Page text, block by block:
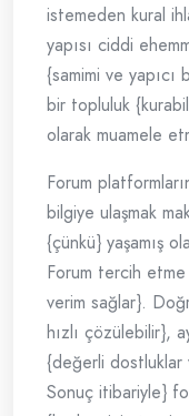
istemeden kural
yapısı ciddi
{samimi ve
bir topluluk
olarak muamele
Forum
bilgiye ulaşmak
{çünkü} yaşamış
Forum tercih
verim sağlar}.
hızlı çözülebilir},
{değerli dostluklar
Sonuç itibariyle}